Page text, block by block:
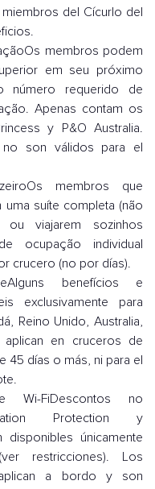
del Cícurlo del
membros podem
em seu próximo
número requerido de
Apenas contam os
y P&O Australia.
son válidos para el
membros que
suíte completa (não
ou viajarem sozinhos
ocupação individual
crucero (no por días).
benefícios e
exclusivamente para
Reino Unido, Australia,
en cruceros de
45 días o más, ni para el
FiDescontos no
Protection y
disponibles únicamente
restricciones). Los
a bordo y son